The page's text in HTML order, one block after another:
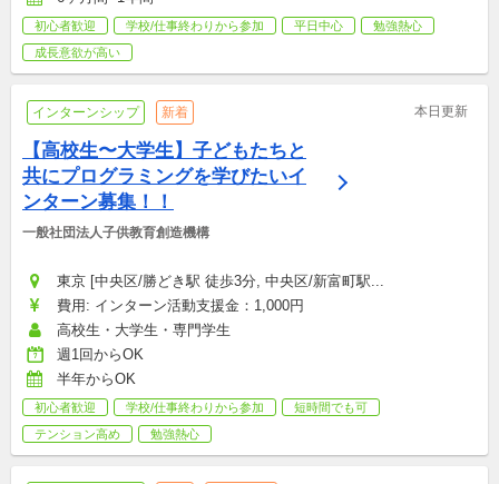
初心者歓迎 学校/仕事終わりから参加 平日中心
勉強熱心
成長意欲が高い
インターンシップ 新着 本日更新
【高校生〜大学生】子どもたちと
共にプログラミングを学びたいイ
ンターン募集！！
一般社団法人子供教育創造機構
東京 [中央区/勝どき駅 徒歩3分, 中央区/新富町駅...
費用: インターン活動支援金：1,000円
高校生・大学生・専門学生
週1回からOK
半年からOK
初心者歓迎 学校/仕事終わりから参加
短時間でも可
テンション高め
勉強熱心